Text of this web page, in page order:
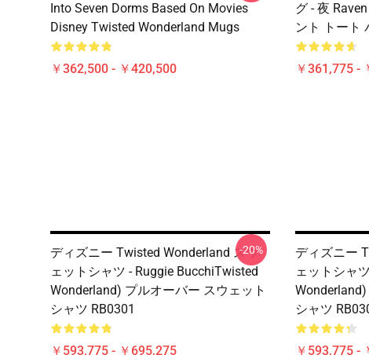
Into Seven Dorms Based On Movies
Disney Twisted Wonderland Mugs
￥362,500 - ￥420,500
グ - 夜
ント トート
￥361,775 -
ディズニー Twisted Wonderland スウ
ェットシャツ - Ruggie BucchiTwisted
Wonderland) プルオーバー スウェット
シャツ RB0301
￥593,775 - ￥695,275
-20%
ディズニー
ェットシャ
シャツ
￥593,775 -